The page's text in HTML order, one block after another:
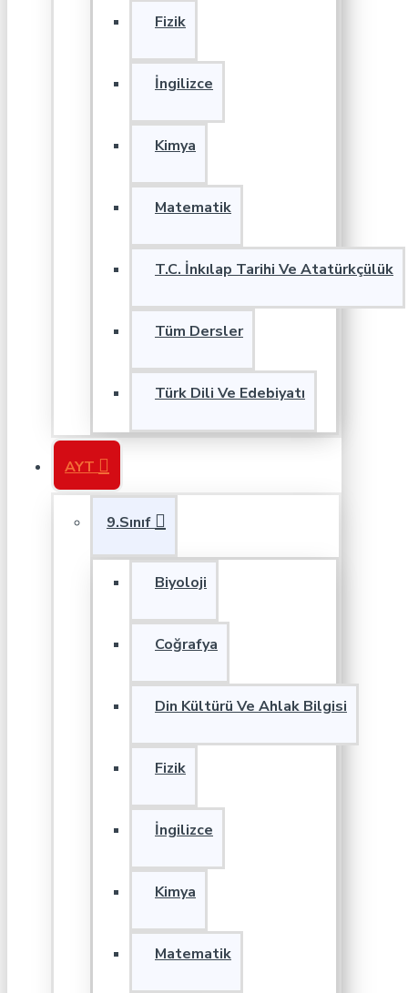
Fizik
İngilizce
Kimya
Matematik
T.C. İnkılap Tarihi Ve Atatürkçülük
Tüm Dersler
Türk Dili Ve Edebiyatı
AYT
9.Sınıf
Biyoloji
Coğrafya
Din Kültürü Ve Ahlak Bilgisi
Fizik
İngilizce
Kimya
Matematik